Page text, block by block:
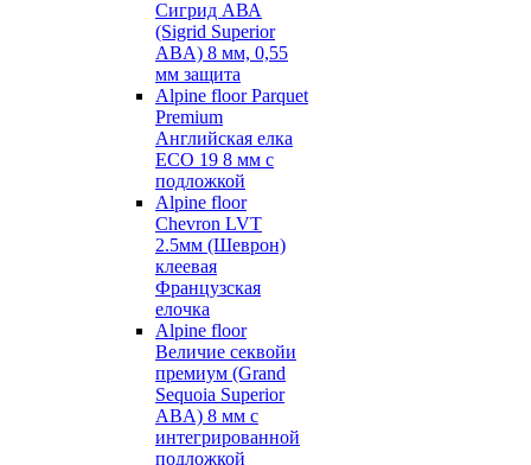
Сигрид АВА
(Sigrid Superior
ABA) 8 мм, 0,55
мм защита
Alpine floor Parquet
Premium
Английская елка
ECO 19 8 мм с
подложкой
Alpine floor
Chevron LVT
2.5мм (Шеврон)
клеевая
Французская
елочка
Alpine floor
Величие секвойи
премиум (Grand
Sequoia Superior
ABA) 8 мм с
интегрированной
подложкой